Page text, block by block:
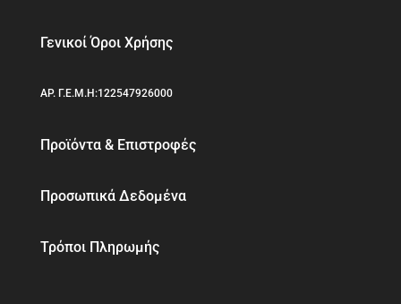
Γενικοί Όροι Χρήσης
ΑΡ. Γ.Ε.Μ.Η:122547926000
Προϊόντα & Επιστροφές
Προσωπικά Δεδομένα
Τρόποι Πληρωμής